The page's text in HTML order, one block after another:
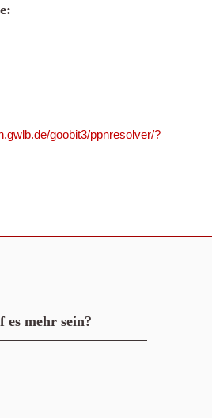
goobit3/ppnresolver/?
es mehr sein?